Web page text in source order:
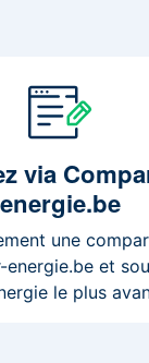
via
energie.be
une
energie.be et
le plus